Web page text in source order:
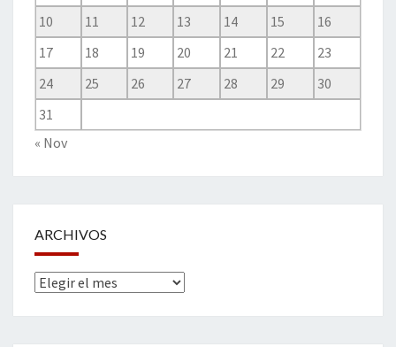
10
11 12 13 14 15
16
17
18 19 20 21 22
23
24
25 26 27 28 29
30
31
« Nov
ARCHIVOS
Archivos